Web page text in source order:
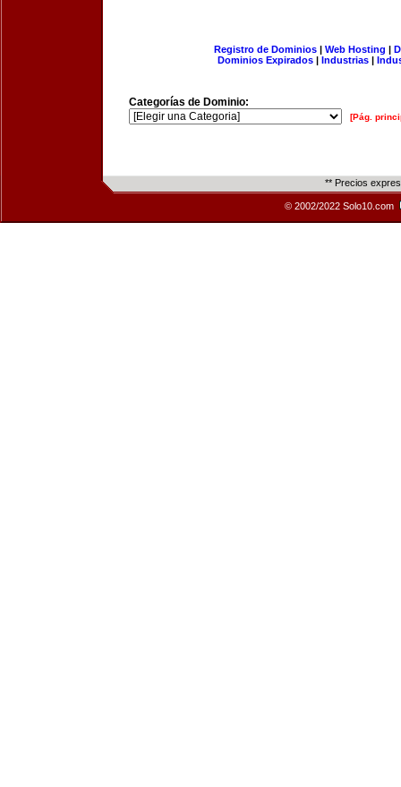
Registro de Dominios| Web Hosting |
Dominios Expirados | Industrias |
Categorías de Dominio:
[Pág.
** Precios
© 2002/2022 Solo10.com